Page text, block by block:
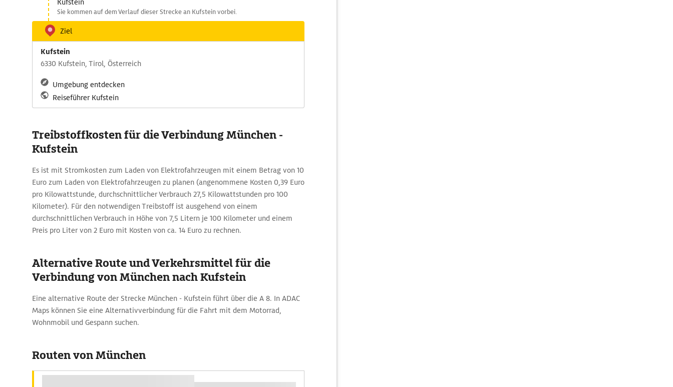
Kufstein
Sie kommen auf dem Verlauf dieser Strecke an Kufstein vorbei.
Ziel
Kufstein
6330 Kufstein, Tirol, Österreich
Umgebung entdecken
Reiseführer Kufstein
Treibstoffkosten für die Verbindung München -
Kufstein
Es ist mit Stromkosten zum Laden von Elektrofahrzeugen mit einem Betrag von 10
Euro zum Laden von Elektrofahrzeugen zu planen (angenommene Kosten 0,39 Euro
pro Kilowattstunde, durchschnittlicher Verbrauch 27,5 Kilowattstunden pro 100
Kilometer). Für den notwendigen Treibstoff ist ausgehend von einem
durchschnittlichen Verbrauch in Höhe von 7,5 Litern je 100 Kilometer und einem
Preis pro Liter von 2 Euro mit Kosten von ca. 14 Euro zu rechnen.
Alternative Route und Verkehrsmittel für die
Verbindung von München nach Kufstein
Eine alternative Route der Strecke München - Kufstein führt über die A 8. In ADAC
Maps können Sie eine Alternativverbindung für die Fahrt mit dem Motorrad,
Wohnmobil und Gespann suchen.
Routen von München